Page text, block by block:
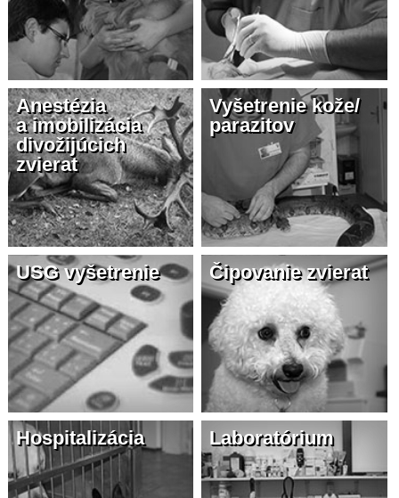
Anestézia
a imobilizácia
divožijúcich
zvierat
Vyšetrenie kože/
parazitov
USG vyšetrenie Čipovanie zvierat
Hospitalizácia Laboratórium